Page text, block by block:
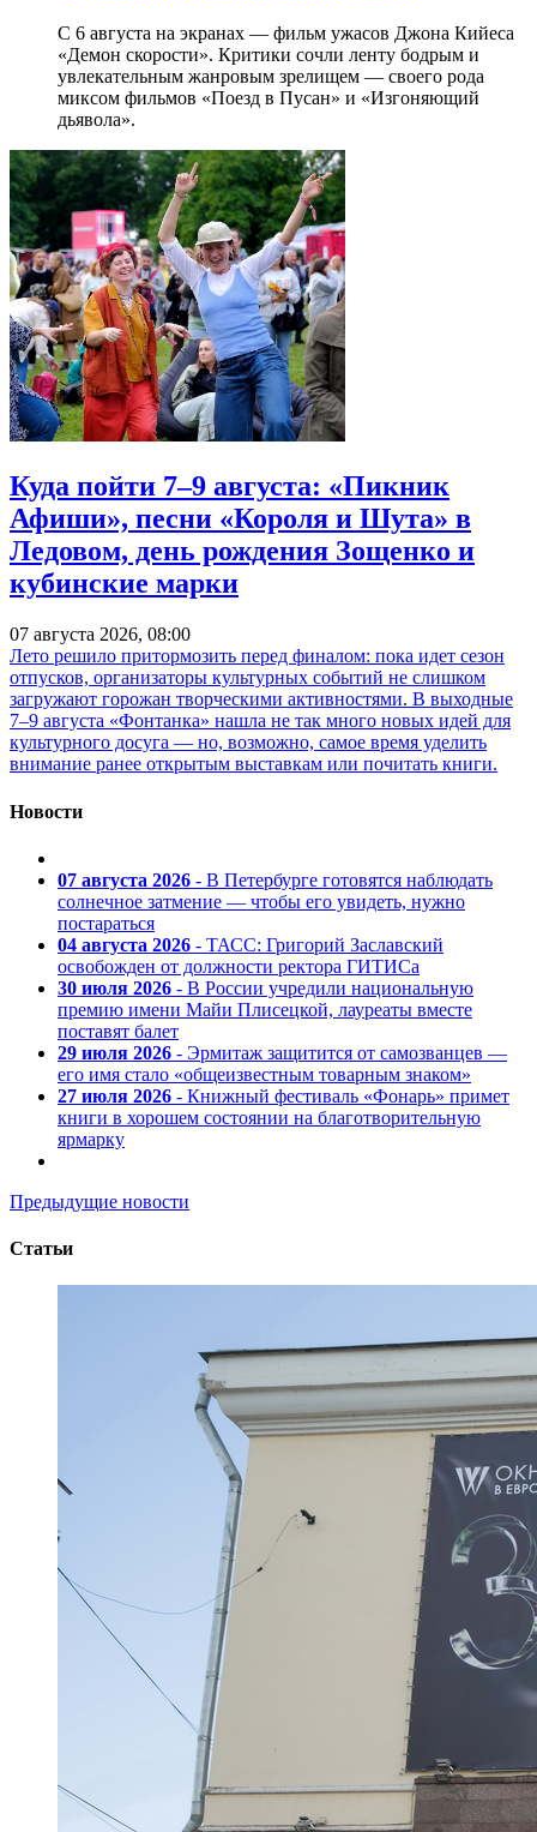
С 6 августа на экранах — фильм ужасов Джона Кийеса
«Демон скорости». Критики сочли ленту бодрым и
увлекательным жанровым зрелищeм — своего рода
миксом фильмов «Поезд в Пусан» и «Изгоняющий
дьявола».
Куда пойти 7–9 августа: «Пикник
Афиши», песни «Короля и Шута» в
Ледовом, день рождения Зощенко и
кубинские марки
07 августа 2026, 08:00
Лето решило притормозить перед финалом: пока идет сезон
отпусков, организаторы культурных событий не слишком
загружают горожан творческими активностями. В выходные
7–9 августа «Фонтанка» нашла не так много новых идей для
культурного досуга — но, возможно, самое время уделить
внимание ранее открытым выставкам или почитать книги.
Новости
07 августа 2026 - В Петербурге готовятся наблюдать
солнечное затмение — чтобы его увидеть, нужно
постараться
04 августа 2026 - ТАСС: Григорий Заславский
освобожден от должности ректора ГИТИСа
30 июля 2026 - В России учредили национальную
премию имени Майи Плисецкой, лауреаты вместе
поставят балет
29 июля 2026 - Эрмитаж защитится от самозванцев —
его имя стало «общеизвестным товарным знаком»
27 июля 2026 - Книжный фестиваль «Фонарь» примет
книги в хорошем состоянии на благотворительную
ярмарку
Предыдущие новости
Статьи